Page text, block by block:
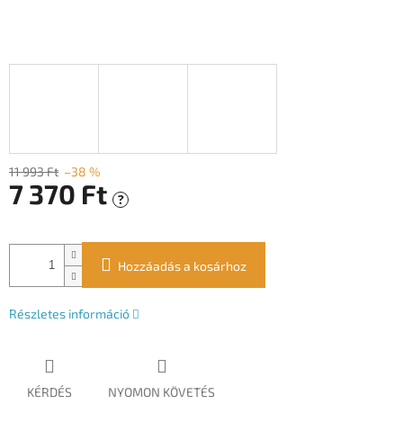
11 993 Ft –38 %
7 370 Ft ?
Hozzáadás a kosárhoz
Részletes információ
KÉRDÉS NYOMON KÖVETÉS